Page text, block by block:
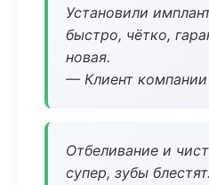
Установили
быстро, чётко,
новая.
— Клиент компании
Отбеливание и
супер, зубы